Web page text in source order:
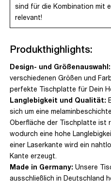
sind für die Kombination mit
relevant!
Produkthighlights:
Design- und Größenauswahl:
verschiedenen Größen und
perfekte Tischplatte für Dein
Langlebigkeit und Qualität:
sich um eine
Oberfläche der Tischplatte ist
wodurch eine hohe
einer Laserkante wird ein
Kante erzeugt.
Made in Germany: Unsere
ausschließlich in Deutschland